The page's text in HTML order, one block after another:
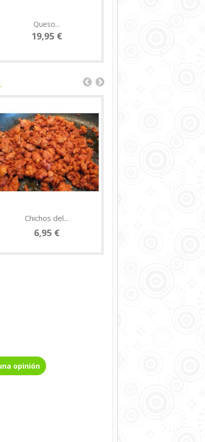
Queso...
19,95 €
Chichos del...
6,95 €
opinión